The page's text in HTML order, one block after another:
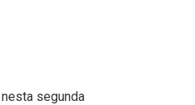
segunda